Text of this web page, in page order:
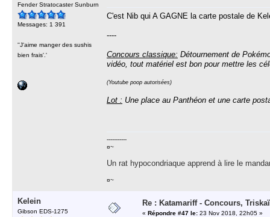
Fender Stratocaster Sunburn
Messages: 1 391
''J'aime manger des sushis
bien frais'.'
C'est Nib qui A GAGNE la carte postale de
----
Concours classique: Détournement de
vidéo, tout matériel est bon pour mettre les
(Youtube poop autorisées)
Lot : Une place au Panthéon et une carte
-----------
¤~
Un rat hypocondriaque apprend à lire le
¤~
Kelein
Gibson EDS-1275
Re : Katamariff - Concours,
« Répondre #47 le: 23 Nov 2018, 22h05 »